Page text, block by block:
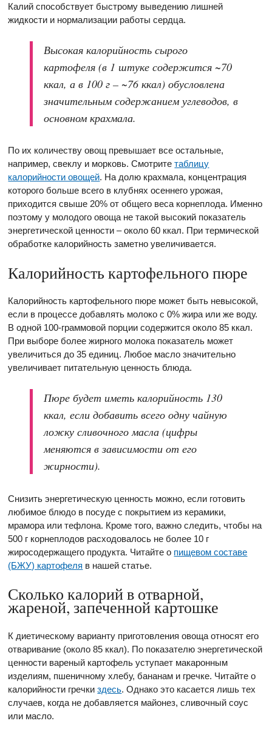
Калий способствует быстрому выведению лишней
жидкости и нормализации работы сердца.
Высокая калорийность сырого
картофеля (в 1 штуке содержится ~70
ккал, а в 100 г – ~76 ккал) обусловлена
значительным содержанием углеводов, в
основном крахмала.
По их количеству овощ превышает все остальные,
например, свеклу и морковь. Смотритетаблицу
калорийности овощей. На долю крахмала, концентрация
которого больше всего в клубнях осеннего урожая,
приходится свыше 20% от общего веса корнеплода. Именно
поэтому у молодого овоща не такой высокий показатель
энергетической ценности – около 60 ккал. При термической
обработке калорийность заметно увеличивается.
Калорийность картофельного пюре
Калорийность картофельного пюре может быть невысокой,
если в процессе добавлять молоко с 0% жира или же воду.
В одной 100-граммовой порции содержится около 85 ккал.
При выборе более жирного молока показатель может
увеличиться до 35 единиц. Любое масло значительно
увеличивает питательную ценность блюда.
Пюре будет иметь калорийность 130
ккал, если добавить всего одну чайную
ложку сливочного масла (цифры
меняются в зависимости от его
жирности).
Снизить энергетическую ценность можно, если готовить
любимое блюдо в посуде с покрытием из керамики,
мрамора или тефлона. Кроме того, важно следить, чтобы на
500 г корнеплодов расходовалось не более 10 г
жиросодержащего продукта. Читайте о пищевом составе
(БЖУ) картофеля в нашей статье.
Сколько калорий в отварной,
жареной, запеченной картошке
К диетическому варианту приготовления овоща относят его
отваривание (около 85 ккал). По показателю энергетической
ценности вареный картофель уступает макаронным
изделиям, пшеничному хлебу, бананам и гречке. Читайте о
калорийности гречкиздесь. Однако это касается лишь тех
случаев, когда не добавляется майонез, сливочный соус
или масло.